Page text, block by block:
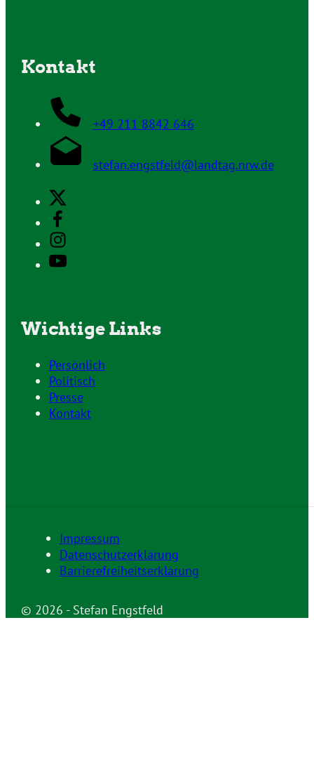
Kontakt
+49 211 8842 646
stefan.engstfeld@landtag.nrw.de
Wichtige Links
Persönlich
Politisch
Presse
Kontakt
© 2026 - Stefan Engstfeld
Impressum
Datenschutzerklärung
Barrierefreiheitserklärung